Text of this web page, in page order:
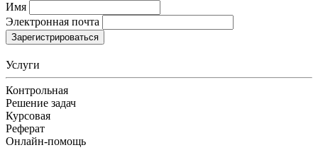
Имя
Электронная почта
Зарегистрироваться
Услуги
Контрольная
Решение задач
Курсовая
Реферат
Онлайн-помощь